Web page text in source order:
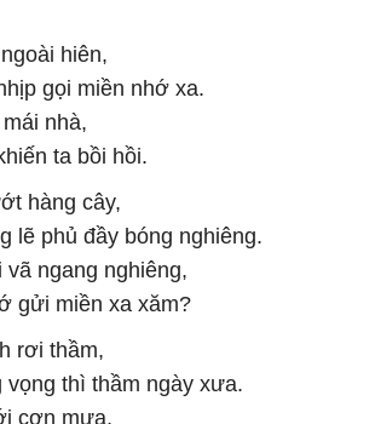
hiên,
gọi miền nhớ xa.
nhà,
ta bồi hồi.
hàng cây,
lẽ phủ đầy bóng nghiêng.
ngang nghiêng,
gửi miền xa xăm?
rơi thầm,
vọng thì thầm ngày xưa.
cơn mưa,